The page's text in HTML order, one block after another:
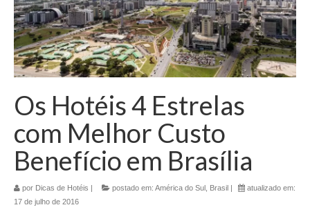
Os Hotéis 4 Estrelas
com Melhor Custo
Benefício em Brasília
por Dicas de Hotéis postado em: América do Sul Brasil
atualizado em:
17 de julho de 2016